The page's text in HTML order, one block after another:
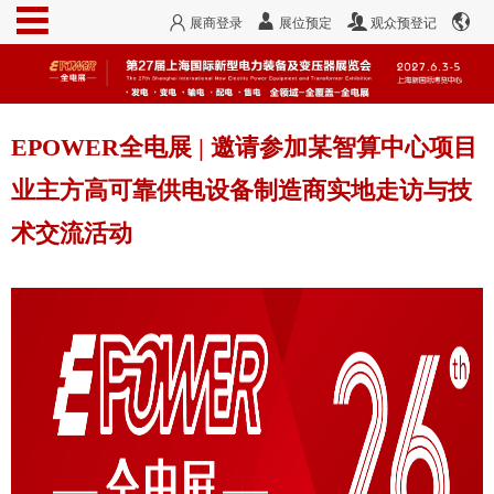
展商登录 展位预定 观众预登记
EPOWER全电展 | 邀请参加某智算中心项目
业主方高可靠供电设备制造商实地走访与技
术交流活动